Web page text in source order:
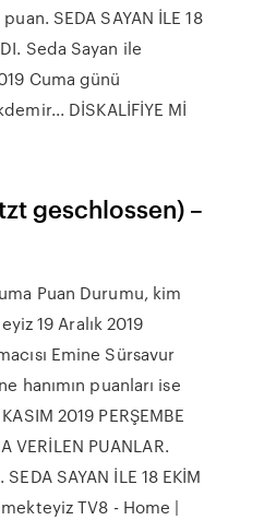
SEDA SAYAN İLE 18
Seda Sayan ile
Cuma günü
DİSKALİFİYE Mİ
geschlossen) –
Puan Durumu, kim
19 Aralık 2019
Emine Sürsavur
hanımın puanları ise
2019 PERŞEMBE
VERİLEN PUANLAR.
SAYAN İLE 18 EKİM
TV8 - Home |